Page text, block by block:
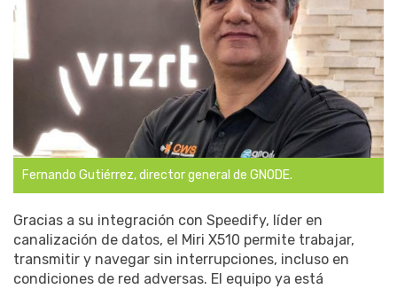
Fernando Gutiérrez, director general de GNODE.
Gracias a su integración con Speedify, líder en
canalización de datos, el Miri X510 permite trabajar,
transmitir y navegar sin interrupciones, incluso en
condiciones de red adversas. El equipo ya está